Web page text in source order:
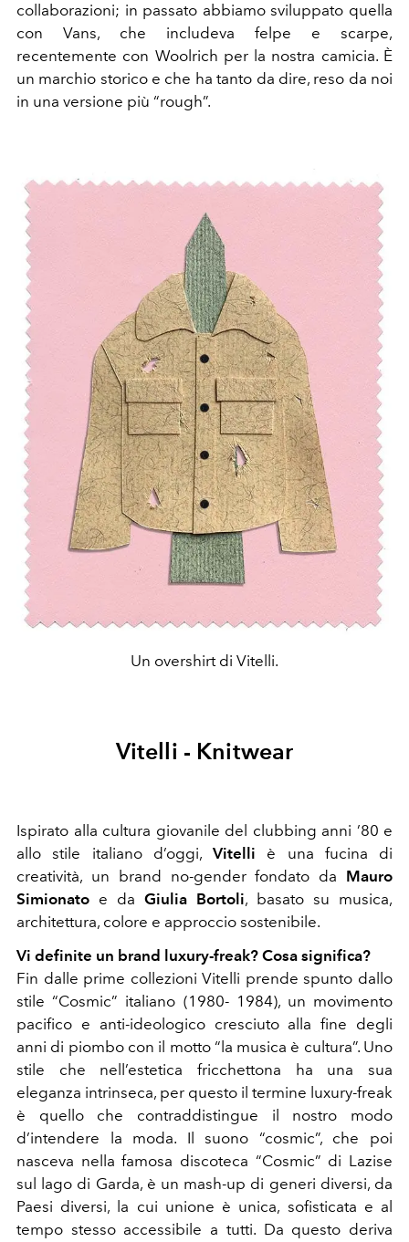
collaborazioni; in passato abbiamo sviluppato quella
con Vans, che includeva felpe e scarpe,
recentemente con Woolrich per la nostra camicia. È
un marchio storico e che ha tanto da dire, reso da noi
in una versione più “rough”.
Un overshirt di Vitelli.
Vitelli - Knitwear
Ispirato alla cultura giovanile del clubbing anni ’80 e
allo stile italiano d’oggi, Vitelli è una fucina di
creatività, un brand no-gender fondato da Mauro
Simionato e da Giulia Bortoli, basato su musica,
architettura, colore e approccio sostenibile.
Vi definite un brand luxury-freak? Cosa significa?
Fin dalle prime collezioni Vitelli prende spunto dallo
stile “Cosmic” italiano (1980- 1984), un movimento
pacifico e anti-ideologico cresciuto alla fine degli
anni di piombo con il motto “la musica è cultura”. Uno
stile che nell’estetica fricchettona ha una sua
eleganza intrinseca, per questo il termine luxury-freak
è quello che contraddistingue il nostro modo
d’intendere la moda. Il suono “cosmic”, che poi
nasceva nella famosa discoteca “Cosmic” di Lazise
sul lago di Garda, è un mash-up di generi diversi, da
Paesi diversi, la cui unione è unica, sofisticata e al
tempo stesso accessibile a tutti. Da questo deriva